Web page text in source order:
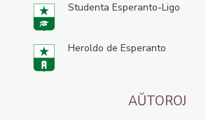
Studenta Esperanto-Ligo
Heroldo de Esperanto
AŬTOROJ